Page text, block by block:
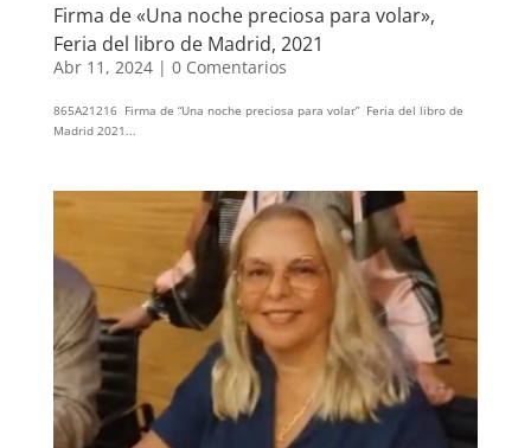
Firma de «Una noche preciosa para volar»,
Feria del libro de Madrid, 2021
Abr 11, 2024| 0 Comentarios
865A21216 Firma de “Una noche preciosa para volar” Feria del libro de
Madrid 2021...